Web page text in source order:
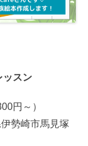
ッスン
円～）
勢崎市馬見塚